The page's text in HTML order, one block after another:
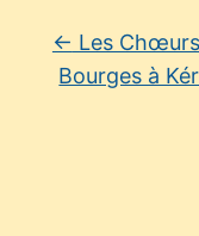
← Les
Bourges à